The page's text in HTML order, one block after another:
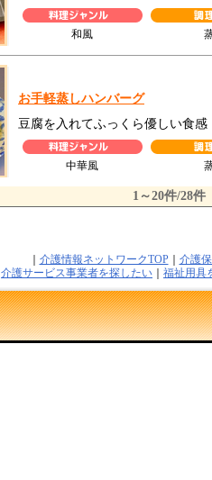
和風
お手軽蒸しハンバーグ
豆腐を入れてふっくら優しい食感
中華風
1～20件/28件
介護情報ネットワークTOP｜ 介護
介護サービス事業者を探したい 福祉用具